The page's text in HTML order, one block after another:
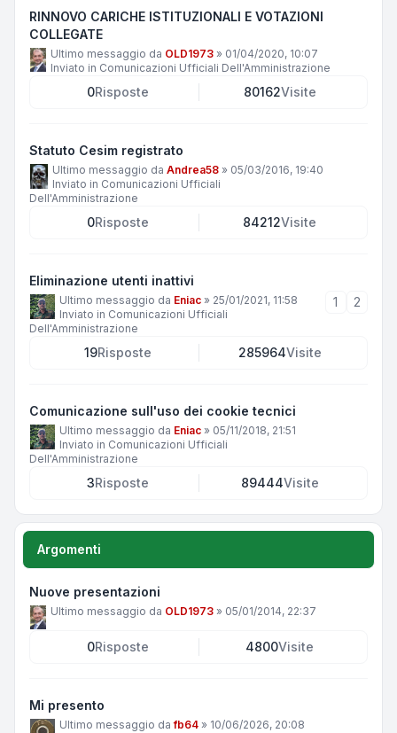
RINNOVO CARICHE ISTITUZIONALI E VOTAZIONI
COLLEGATE
Ultimo messaggio da OLD1973 » 01/04/2020, 10:07
Inviato in Comunicazioni Ufficiali Dell'Amministrazione
0Risposte 80162Visite
Statuto Cesim registrato
Ultimo messaggio da Andrea58 » 05/03/2016, 19:40
Inviato in Comunicazioni Ufficiali
Dell'Amministrazione
0Risposte 84212Visite
Eliminazione utenti inattivi
Ultimo messaggio da Eniac » 25/01/2021, 11:58
Inviato in Comunicazioni Ufficiali
Dell'Amministrazione
1 2
19Risposte 285964Visite
Comunicazione sull'uso dei cookie tecnici
Ultimo messaggio da Eniac » 05/11/2018, 21:51
Inviato in Comunicazioni Ufficiali
Dell'Amministrazione
3Risposte 89444Visite
Argomenti
Nuove presentazioni
Ultimo messaggio da OLD1973 » 05/01/2014, 22:37
0Risposte 4800Visite
Mi presento
Ultimo messaggio dafb64 » 10/06/2026, 20:08